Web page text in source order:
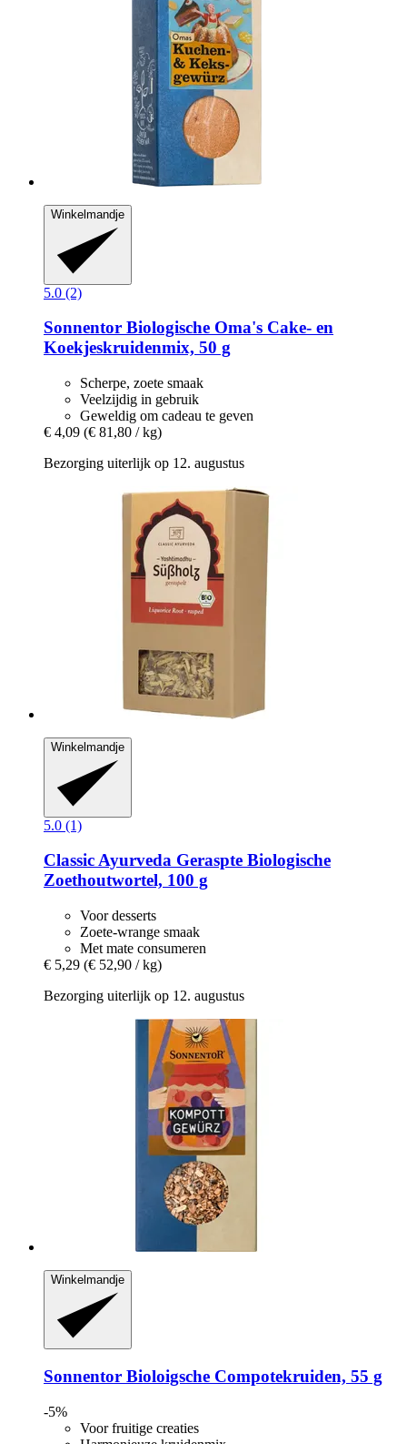
Winkelmandje
5.0 (2)
Sonnentor Biologische Oma's Cake-​ en
Koekjeskruidenmix, 50 g
Scherpe, zoete smaak
Veelzijdig in gebruik
Geweldig om cadeau te geven
€ 4,09 (€ 81,80 / kg)
Bezorging uiterlijk op 12. augustus
Winkelmandje
5.0 (1)
Classic Ayurveda Geraspte Biologische
Zoethoutwortel, 100 g
Voor desserts
Zoete-wrange smaak
Met mate consumeren
€ 5,29 (€ 52,90 / kg)
Bezorging uiterlijk op 12. augustus
Winkelmandje
Sonnentor Bioloigsche Compotekruiden, 55 g
-5%
Voor fruitige creaties